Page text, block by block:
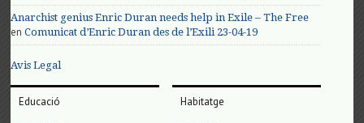
Anarchist genius Enric Duran needs help in Exile – The Free
enComunicat d’Enric Duran des de l’Exili 23-04-19
Avis Legal
Educació Habitatge